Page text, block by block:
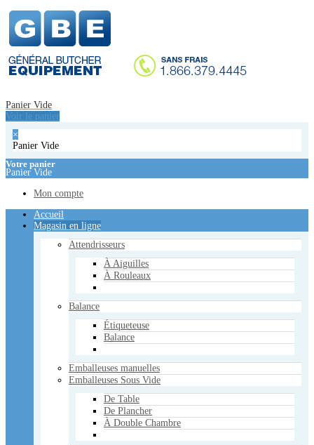
Accueil
Magasin en ligne
À Aiguilles
À Rouleaux
Emballeuses Sous Vide
Équipements de cuisson
Cuisinières - Poèles
Réchauds
Plaques de Cuisson
Friteuse Électrique
Fours à Convoyeur
Bain-Marie
De Table
Machines à boulettes
Manuelles
Électriques
Marineuses
Mélangeurs
Manuels
Électriques
Pâtisserie - Boulangerie
Panier Vide
Voir le panier
×
Panier Vide
Votre panier
Panier Vide
Mon compte
Accueil
Magasin en ligne
Attendrisseurs
À Aiguilles
À Rouleaux
Balance
Étiqueteuse
Balance
Emballeuses manuelles
Emballeuses Sous Vide
De Table
De Plancher
À Double Chambre